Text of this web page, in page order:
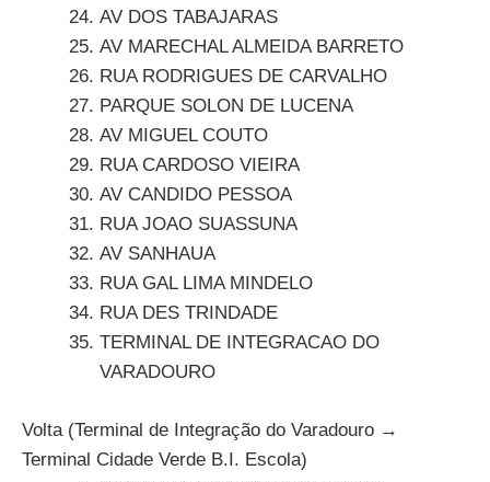
AV DOS TABAJARAS
AV MARECHAL ALMEIDA BARRETO
RUA RODRIGUES DE CARVALHO
PARQUE SOLON DE LUCENA
AV MIGUEL COUTO
RUA CARDOSO VIEIRA
AV CANDIDO PESSOA
RUA JOAO SUASSUNA
AV SANHAUA
RUA GAL LIMA MINDELO
RUA DES TRINDADE
TERMINAL DE INTEGRACAO DO
VARADOURO
Volta (Terminal de Integração do Varadouro →
Terminal Cidade Verde B.I. Escola)